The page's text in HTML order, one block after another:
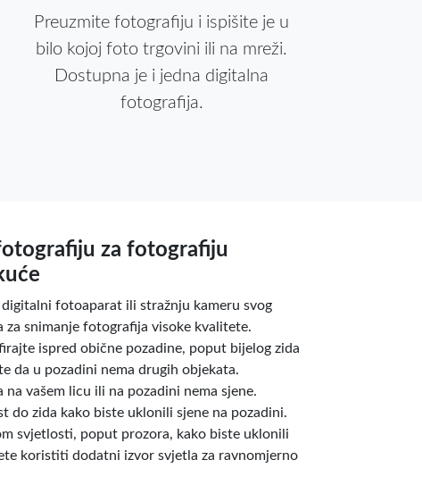
Preuzmite fotografiju i ispišite je u
bilo kojoj foto trgovini ili na mreži.
Dostupna je i jedna digitalna
fotografija.
za fotografiju
fotoaparat ili stražnju kameru svog
za snimanje fotografija visoke kvalitete.
ispred obične pozadine, poput bijelog zida
da u pozadini nema drugih objekata.
na vašem licu ili na pozadini nema sjene.
do zida kako biste uklonili sjene na pozadini.
svjetlosti, poput prozora, kako biste uklonili
koristiti dodatni izvor svjetla za ravnomjerno